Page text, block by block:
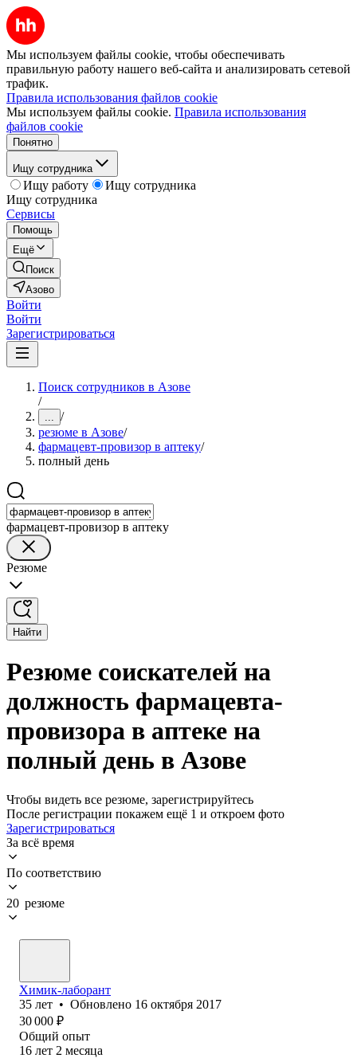
Мы используем файлы cookie, чтобы обеспечивать
правильную работу нашего веб-сайта и анализировать сетевой
трафик.
Правила использования файлов cookie
Мы используем файлы cookie. Правила использования
файлов cookie
Понятно
Ищу сотрудника
Ищу работу
Ищу сотрудника
Ищу сотрудника
Сервисы
Помощь
Ещё
Поиск
Азово
Войти
Войти
Зарегистрироваться
Поиск сотрудников в Азове
/
... /
резюме в Азове/
фармацевт-провизор в аптеку/
полный день
фармацевт-провизор в аптеку
Резюме
Найти
Резюме соискателей на
должность фармацевта-
провизора в аптеке на
полный день в Азове
Чтобы видеть все резюме, зарегистрируйтесь
После регистрации покажем ещё 1 и откроем фото
Зарегистрироваться
За всё время
По соответствию
20 резюме
Химик-лаборант
35 лет • Обновлено 16 октября 2017
30 000 ₽
Общий опыт
16 лет 2 месяца